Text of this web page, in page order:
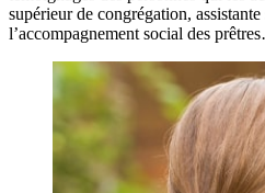
supérieur de congrégation,
l’accompagnement social des